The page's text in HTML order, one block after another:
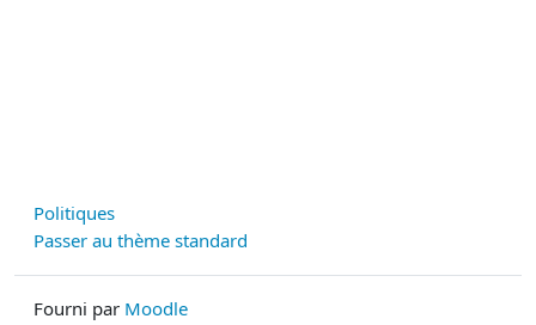
Politiques
Passer au thème standard
Fourni par Moodle